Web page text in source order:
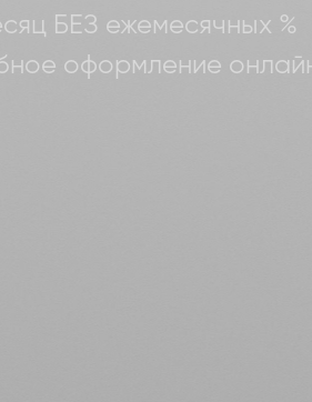
БЕЗ ежемесячных %
оформление